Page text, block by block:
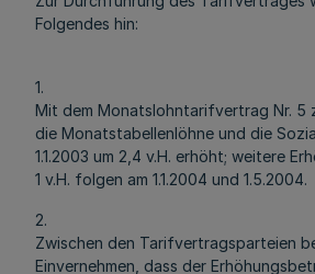
Folgendes hin:
1.
Mit dem Monatslohntarifvertrag Nr. 5
die Monatstabellenlöhne und die
1.1.2003 um 2,4 v.H. erhöht; weitere
1 v.H. folgen am 1.1.2004 und 1.5.2004.
2.
Zwischen den Tarifvertragsparteien
Einvernehmen, dass der